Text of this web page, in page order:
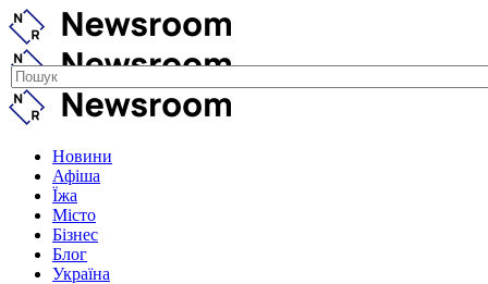
Новини
Афіша
Їжа
Місто
Бізнес
Блог
Україна